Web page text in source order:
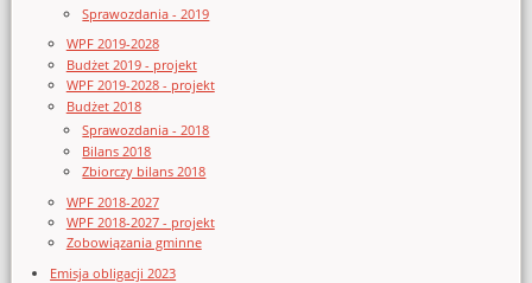
Sprawozdania - 2019
WPF 2019-2028
Budżet 2019 - projekt
WPF 2019-2028 - projekt
Budżet 2018
Sprawozdania - 2018
Bilans 2018
Zbiorczy bilans 2018
WPF 2018-2027
WPF 2018-2027 - projekt
Zobowiązania gminne
Emisja obligacji 2023